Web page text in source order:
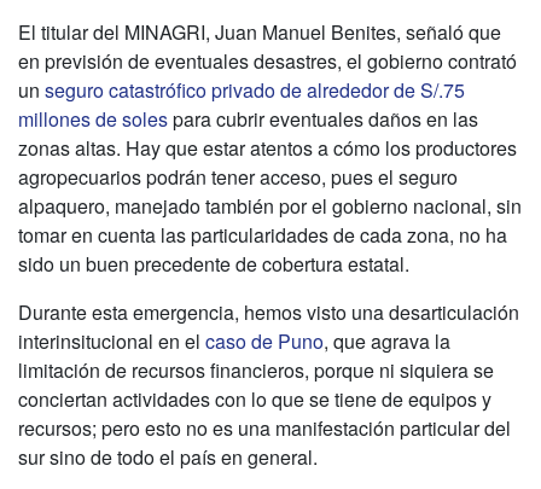
El titular del MINAGRI, Juan Manuel Benites, señaló que
en previsión de eventuales desastres, el gobierno contrató
un seguro catastrófico privado de alrededor de S/.75
millones de solespara cubrir eventuales daños en las
zonas altas. Hay que estar atentos a cómo los productores
agropecuarios podrán tener acceso, pues el seguro
alpaquero, manejado también por el gobierno nacional, sin
tomar en cuenta las particularidades de cada zona, no ha
sido un buen precedente de cobertura estatal.
Durante esta emergencia, hemos visto una desarticulación
interinsitucional en el caso de Puno, que agrava la
limitación de recursos financieros, porque ni siquiera se
conciertan actividades con lo que se tiene de equipos y
recursos; pero esto no es una manifestación particular del
sur sino de todo el país en general.